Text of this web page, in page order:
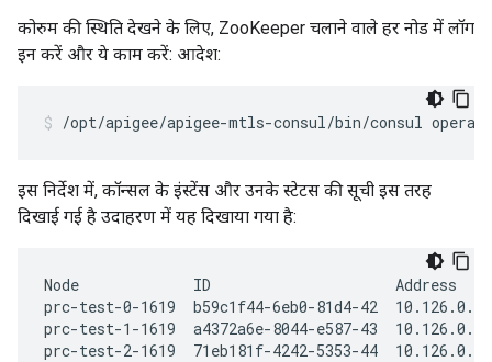
कोरुम की स्थिति देखने के लिए, ZooKeeper चलाने वाले हर नोड में लॉग
इन करें और ये काम करें: आदेश:
/opt/apigee/apigee-mtls-consul/bin/consul
इस निर्देश में, कॉन्सल के इंस्टेंस और उनके स्टेटस की सूची इस तरह
दिखाई गई है उदाहरण में यह दिखाया गया है:
Node             ID                     Address
prc-test-0-1619  b59c1f44-6eb0-81d4-42
prc-test-1-1619  a4372a6e-8044-e587-43
prc-test-2-1619  71eb181f-4242-5353-44